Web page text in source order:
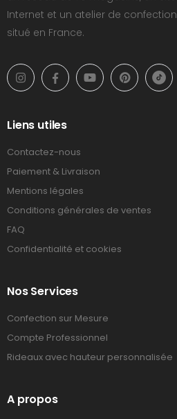
Internet et un atelier de confection
situé en France.
Liens utiles
Contactez-nous
Paiement & Livraison
Mentions légales
Conditions générales de ventes
FAQ
Confidentialité et cookies
Nos Services
Confection sur Mesure
Compte Professionnel
Rideaux avec hauteur personnalisée
A propos